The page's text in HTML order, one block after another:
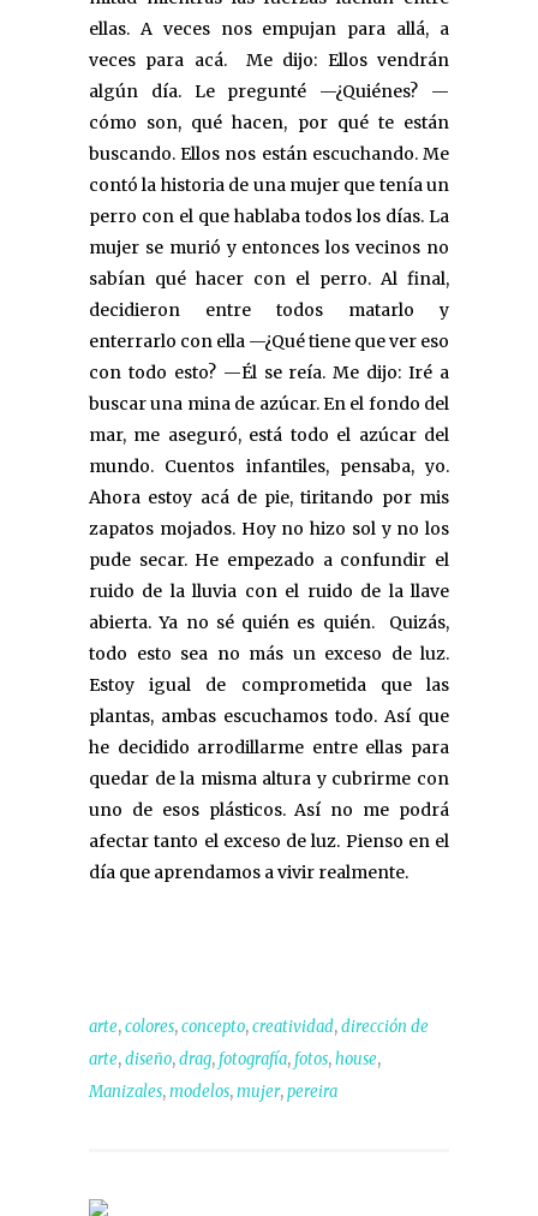
ellas. A veces nos empujan para allá, a
veces para acá. Me dijo: Ellos vendrán
algún día. Le pregunté —¿Quiénes? —
cómo son, qué hacen, por qué te están
buscando. Ellos nos están escuchando. Me
contó la historia de una mujer que tenía un
perro con el que hablaba todos los días. La
mujer se murió y entonces los vecinos no
sabían qué hacer con el perro. Al final,
decidieron entre todos matarlo y
enterrarlo con ella —¿Qué tiene que ver eso
con todo esto? —Él se reía. Me dijo: Iré a
buscar una mina de azúcar. En el fondo del
mar, me aseguró, está todo el azúcar del
mundo. Cuentos infantiles, pensaba, yo.
Ahora estoy acá de pie, tiritando por mis
zapatos mojados. Hoy no hizo sol y no los
pude secar. He empezado a confundir el
ruido de la lluvia con el ruido de la llave
abierta. Ya no sé quién es quién. Quizás,
todo esto sea no más un exceso de luz.
Estoy igual de comprometida que las
plantas, ambas escuchamos todo. Así que
he decidido arrodillarme entre ellas para
quedar de la misma altura y cubrirme con
uno de esos plásticos. Así no me podrá
afectar tanto el exceso de luz. Pienso en el
día que aprendamos a vivir realmente.
arte,colores,concepto,creatividad,dirección de
arte,diseño,drag, fotografía, fotos,house,
Manizales,modelos,mujer,pereira